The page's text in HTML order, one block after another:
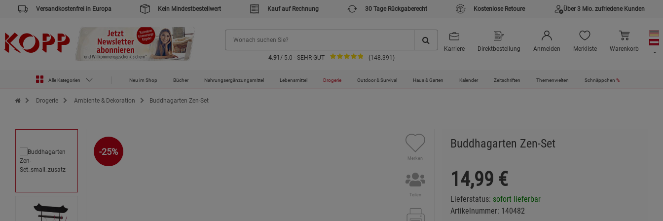
Versandkostenfrei in Europa Kein Mindestbestellwert Kauf auf Rechnung 30 Tage Rückgaberecht Kostenlose Retoure Über 3 Mio. zufriedene Kunden
4.91 / 5.0 - SEHR GUT (148.391)
Karriere Direktbestellung Anmelden Merkliste Warenkorb
Alle Kategorien Neu im Shop Bücher Nahrungsergänzungsmittel Lebensmittel Drogerie Outdoor & Survival Haus & Garten Kalender Zeitschriften Themenwelten Schnäppchen %
Zur Startseite des Kopp Verlag Online-Shop
Drogerie Ambiente & Dekoration Buddhagarten Zen-Set
-25%
Merken
Teilen
Buddhagarten Zen-Set
14,99 €
Lieferstatus: sofort lieferbar
Artikelnummer: 140482